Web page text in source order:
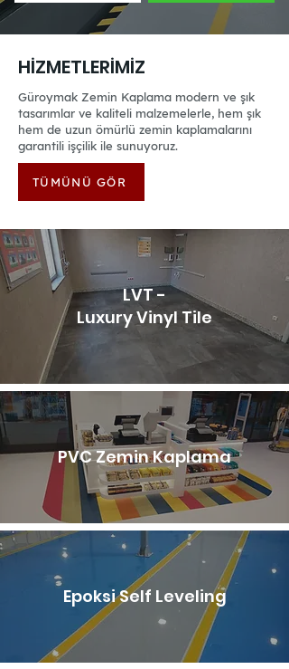
HİZMETLERİMİZ
Güroymak Zemin Kaplama modern ve şık
tasarımlar ve kaliteli malzemelerle, hem şık
hem de uzun ömürlü zemin kaplamalarını
garantili işçilik ile sunuyoruz.
TÜMÜNÜ GÖR
LVT -
Luxury Vinyl Tile
PVC Zemin Kaplama
Epoksi Self Leveling